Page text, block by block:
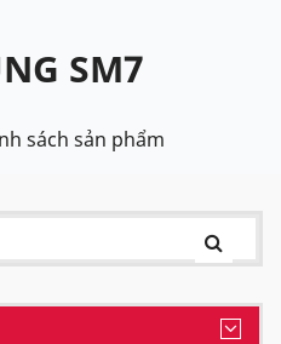
SM7
sách sản phẩm